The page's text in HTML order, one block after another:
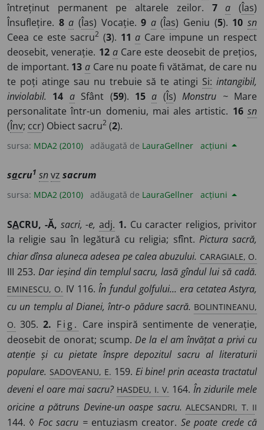
întreținut permanent pe altarele zeilor. 7 a (Îas)
Însuflețire. 8 a (Îas) Vocație.9 a(Îas) Geniu (5). 10 sn
Ceea ce este sacru2(3). 11 a Care impune un respect
deosebit, venerație. 12 aCare este deosebit de prețios,
de important. 13 aCare nu poate fi vătămat, de care nu
te poți atinge sau nu trebuie să te atingi Si: intangibil,
inviolabil. 14 aSfânt (59). 15 a (Îs)Monstru ~Mare
personalitate într-un domeniu, mai ales artistic. 16 sn
(Înv; ccr) Obiect sacru2 (2).
sursa: MDA2 (2010) adăugată de LauraGellner acțiuni
sacru1 snvz sacrum
sursa: MDA2 (2010) adăugată de LauraGellner acțiuni
SACRU, -Ă, sacri, -e, adj. 1. Cu caracter religios, privitor
la religie sau în legătură cu religia; sfînt. Pictura sacră,
chiar dînsa aluneca adesea pe calea abuzului. CARAGIALE, O.
III 253. Dar ieșind din templul sacru, lasă gîndul lui să cadă.
EMINESCU, O. IV 116.În fundul golfului... era cetatea Astyra,
cu un templu al Dianei, într-o pădure sacră. BOLINTINEANU,
O. 305. 2. Fig. Care inspiră sentimente de venerație,
deosebit de onorat; scump.De la el am învățat a privi cu
atenție și cu pietate înspre depozitul sacru al literaturii
populare. SADOVEANU, E. 159. Ei bine! prin aceasta tractatul
deveni el oare mai sacru? HASDEU, I. V. 164. În zidurile mele
oricine a pătruns Devine-un oaspe sacru. ALECSANDRI, T. II
144. ◊ Foc sacru =entuziasm creator. Se poate crede că